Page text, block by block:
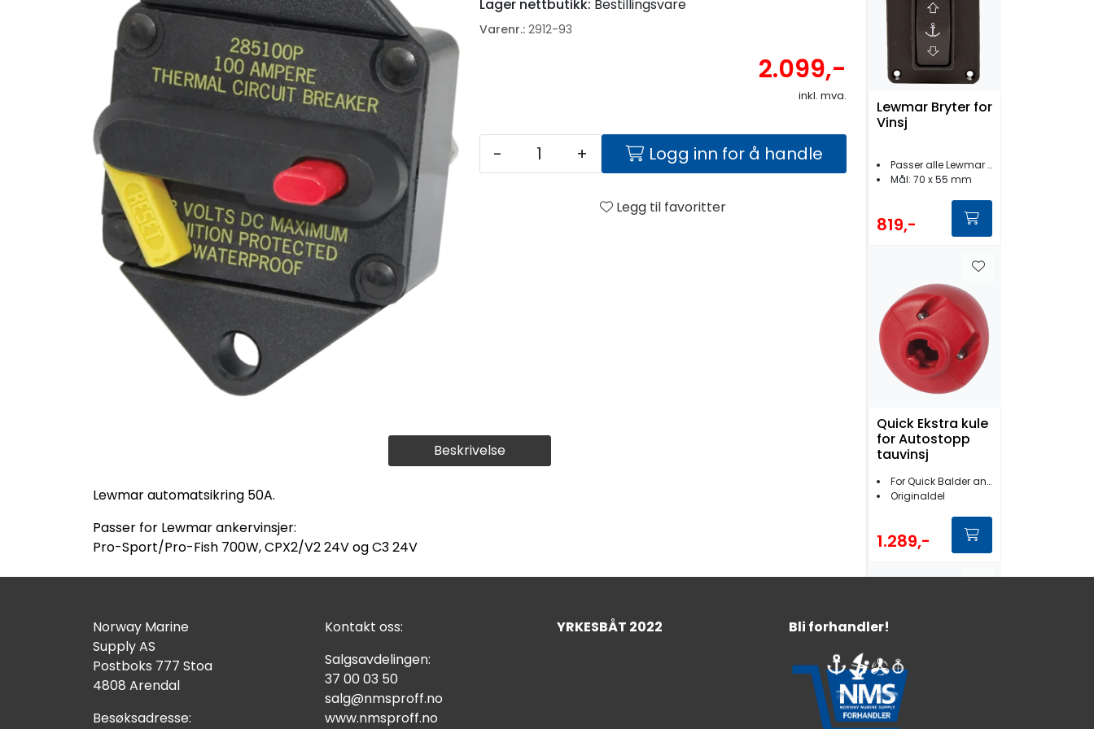
Beskrivelse
Lewmar automatsikring 50A.
Passer for Lewmar ankervinsjer:
Pro-Sport/Pro-Fish 700W, CPX2/V2 24V og C3 24V
Lager nettbutikk: Bestillingsvare
Varenr.: 2912-93
2.099,-
inkl. mva.
- + Logg inn for å handle
Legg til favoritter
Lewmar Bryter for
Vinsj
Passer alle Lewmar vinsjer
​​​​​​​Mål: 70 x 55 mm
819,-
Quick Ekstra kule
for Autostopp
tauvinsj
For Quick Balder ankervinsjer
Originaldel
1.289,-
Norway Marine
Supply AS
Postboks 777 Stoa
4808 Arendal
Besøksadresse:
Kontakt oss:
Salgsavdelingen:
37 00 03 50
salg@nmsproff.no
www.nmsproff.no
YRKESBÅT 2022 Bli forhandler!